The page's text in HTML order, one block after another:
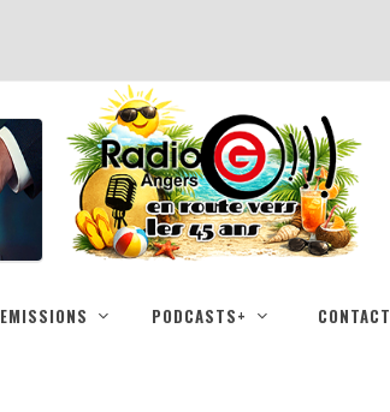
EMISSIONS PODCASTS+ CONTACT